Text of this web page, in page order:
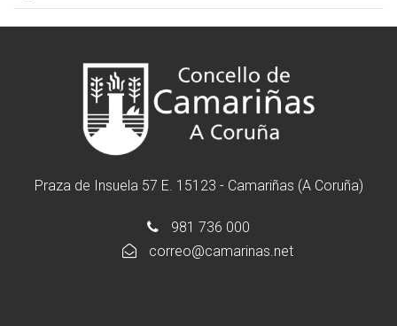
Praza de Insuela 57 E. 15123 - Camariñas (A Coruña)
981 736 000
correo@camarinas.net